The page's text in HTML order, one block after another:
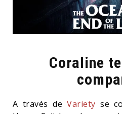
Coraline
A través deVariety se